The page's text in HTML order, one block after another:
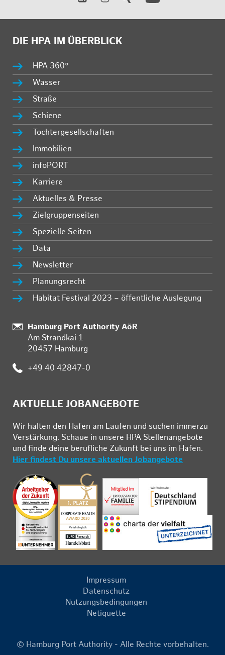
DIE HPA IM ÜBERBLICK
HPA 360°
Wasser
Straße
Schiene
Tochtergesellschaften
Immobilien
infoPORT
Karriere
Aktuelles & Presse
Zielgruppenseiten
Spezielle Seiten
Data
Newsletter
Planungsrecht
Habitat Festival 2023 – öffentliche Auslegung
:
Hamburg Port Authority AöR
Am Strandkai 1
20457 Hamburg
: +49 40 42847-0
AKTUELLE JOBANGEBOTE
Wir hal­ten den Ha­fen am Lau­fen und su­chen im­mer­zu
Ver­stär­kung. Schau­e in un­se­re HPA Stel­len­an­ge­bo­te
und fin­de deine be­ruf­li­che Zu­kunft bei uns im Ha­fen.
Hier findest Du unsere aktuellen Jobangebote
Impressum
Datenschutz
Nutzungsbedingungen
Netiquette
© Hamburg Port Authority - Alle Rechte vorbehalten.